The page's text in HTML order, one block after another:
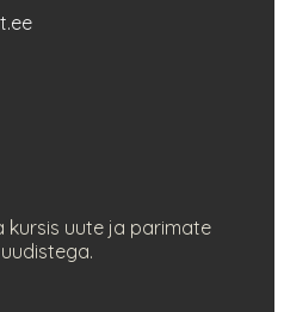
kursis uute ja parimate